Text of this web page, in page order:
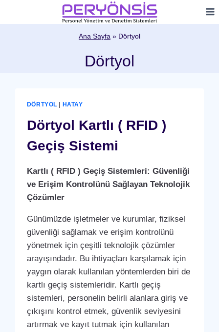
Ana Sayfa » Dörtyol
Dörtyol
DÖRTYOL | HATAY
Dörtyol Kartlı ( RFID )
Geçiş Sistemi
Kartlı ( RFID ) Geçiş Sistemleri: Güvenliği
ve Erişim Kontrolünü Sağlayan Teknolojik
Çözümler
Günümüzde işletmeler ve kurumlar, fiziksel
güvenliği sağlamak ve erişim kontrolünü
yönetmek için çeşitli teknolojik çözümler
arayışındadır. Bu ihtiyaçları karşılamak için
yaygın olarak kullanılan yöntemlerden biri de
kartlı geçiş sistemleridir. Kartlı geçiş
sistemleri, personelin belirli alanlara giriş ve
çıkışını kontrol etmek, güvenlik seviyesini
artırmak ve kayıt tutmak için kullanılan